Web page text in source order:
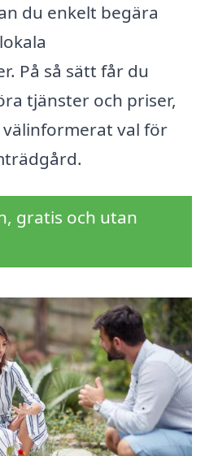
du enkelt begära
På så sätt får du
tjänster och priser,
val för
gratis och utan